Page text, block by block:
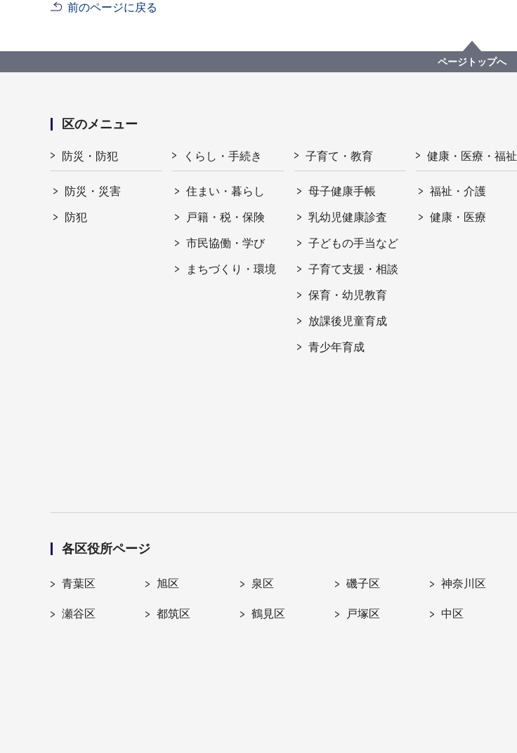
前のページに戻る
ページトップへ
区のメニュー
防災・防犯
防災・災害
防犯
くらし・手続き
住まい・暮らし
戸籍・税・保険
市民協働・学び
まちづくり・環境
子育て・教育
母子健康手帳
乳幼児健康診査
子どもの手当など
子育て支援・相談
保育・幼児教育
放課後児童育成
青少年育成
健康・医療・福祉
福祉・介護
健康・医療
各区役所ページ
青葉区 旭区 泉区 磯子区 神奈川区
瀬谷区 都筑区 鶴見区 戸塚区 中区